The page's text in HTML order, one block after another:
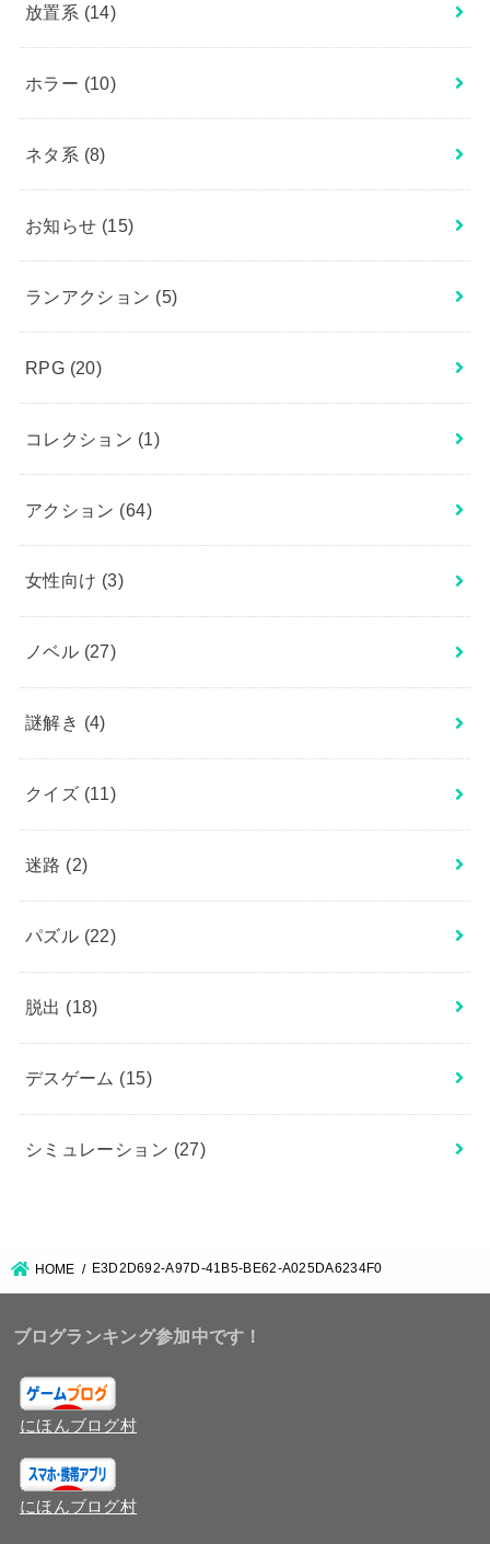
放置系 (14)
ホラー (10)
ネタ系 (8)
お知らせ (15)
ランアクション (5)
RPG (20)
コレクション (1)
アクション (64)
女性向け (3)
ノベル (27)
謎解き (4)
クイズ (11)
迷路 (2)
パズル (22)
脱出 (18)
デスゲーム (15)
シミュレーション (27)
HOME E3D2D692-A97D-41B5-BE62-A025DA6234F0
ブログランキング参加中です！
にほんブログ村
にほんブログ村